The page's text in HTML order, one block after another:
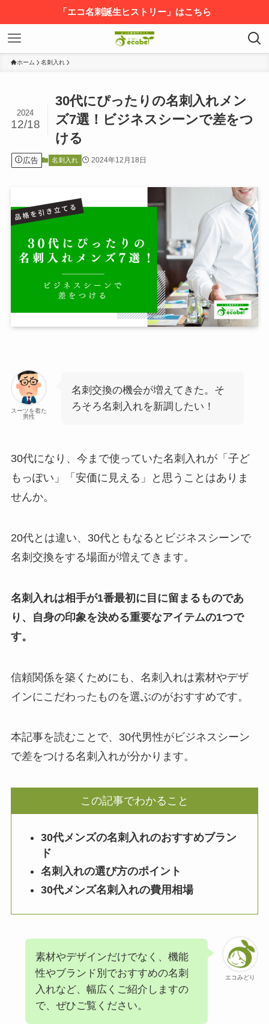
「エコ名刺誕生ヒストリー」はこちら
ホーム 名刺入れ
30代にぴったりの名刺入れメン
ズ7選！ビジネスシーンで差をつ
ける
2024
12/18
広告 名刺入れ 2024年12月18日
スーツを着た
男性
名刺交換の機会が増えてきた。そ
ろそろ名刺入れを新調したい！
30代になり、今まで使っていた名刺入れが「子ど
もっぽい」「安価に見える」と思うことはありま
せんか。
20代とは違い、30代ともなるとビジネスシーンで
名刺交換をする場面が増えてきます。
名刺入れは相手が1番最初に目に留まるものであ
り、自身の印象を決める重要なアイテムの1つで
す。
信頼関係を築くためにも、名刺入れは素材やデザ
インにこだわったものを選ぶのがおすすめです。
本記事を読むことで、30代男性がビジネスシーン
で差をつける名刺入れが分かります。
この記事でわかること
30代メンズの名刺入れのおすすめブラン
ド
名刺入れの選び方のポイント
30代メンズ名刺入れの費用相場
エコみどり
素材やデザインだけでなく、機能
性やブランド別でおすすめの名刺
入れなど、幅広くご紹介しますの
で、ぜひご覧ください。